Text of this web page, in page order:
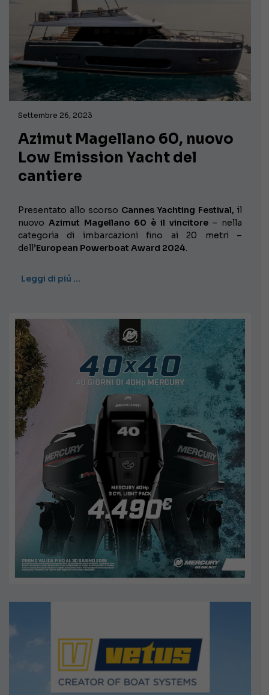
Settembre 26, 2023
Azimut Magellano 60, nuovo
Low Emission Yacht del
cantiere
Presentato allo scorso Cannes Yachting Festival, il
nuovo Azimut Magellano 60 è il vincitore – nella
categoria di imbarcazioni fino ai 20 metri –
dell’European Powerboat Award 2024.
Leggi di piú …